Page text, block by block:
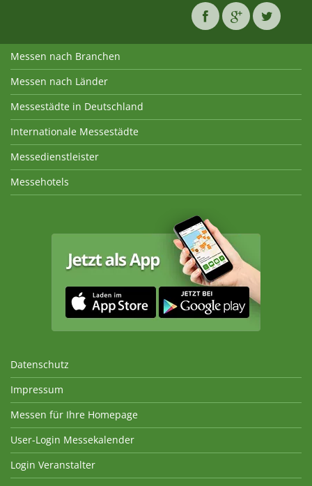
Messen nach Branchen
Messen nach Länder
Messestädte in Deutschland
Internationale Messestädte
Messedienstleister
Messehotels
Datenschutz
Impressum
Messen für Ihre Homepage
User-Login Messekalender
Login Veranstalter